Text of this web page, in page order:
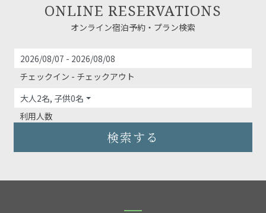
ONLINE RESERVATIONS
オンライン宿泊予約・プラン検索
チェックイン - チェックアウト
大人2名, 子供0名
利用人数
検索する